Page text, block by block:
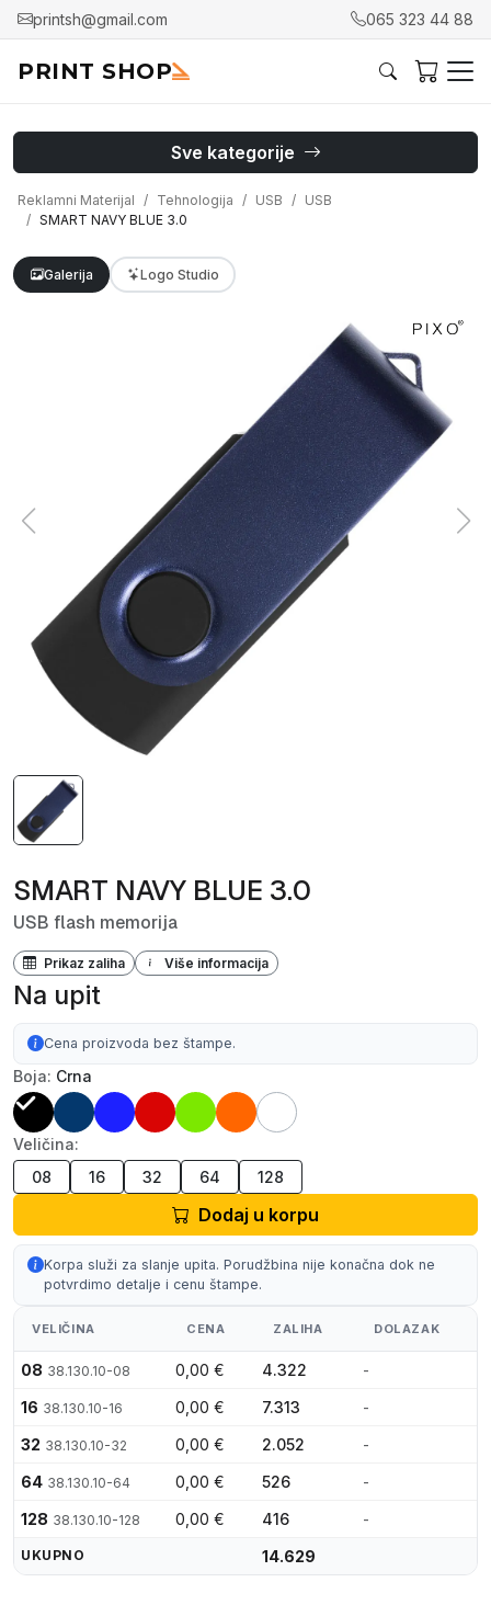
printsh@gmail.com 065 323 44 88
PRINT SHOP
Sve kategorije
Reklamni Materijal Tehnologija USB
USB
SMART NAVY BLUE 3.0
Galerija Logo Studio
SMART NAVY BLUE 3.0
USB flash memorija
Prikaz zaliha Više informacija
Na upit
Cena proizvoda bez štampe.
Boja: Crna
Veličina:
08
16 32 64 128
Dodaj u korpu
Korpa služi za slanje upita. Porudžbina nije konačna dok ne
potvrdimo detalje i cenu štampe.
VELIČINA CENA ZALIHA DOLAZAK
08 38.130.10-08 0,00 € 4.322
-
16 38.130.10-16 0,00 € 7.313
-
32 38.130.10-32 0,00 € 2.052
-
64 38.130.10-64 0,00 € 526
-
128 38.130.10-128 0,00 € 416 -
UKUPNO 14.629